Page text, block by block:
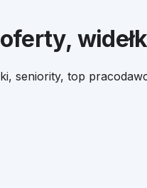
seniority, top